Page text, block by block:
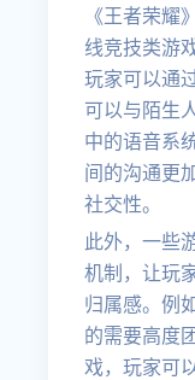
《王者荣耀
线竞技类游
玩家可以通
可以与陌生
中的语音系
间的沟通更
社交性。
此外，一些
机制，让玩
归属感。例
的需要高度
戏，玩家可